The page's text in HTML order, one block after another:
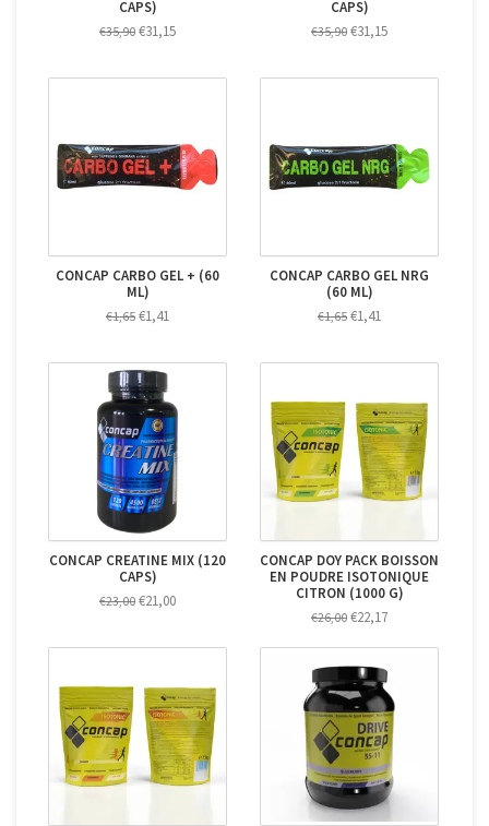
CAPS)
€35,90 €31,15
CAPS)
€35,90 €31,15
CONCAP CARBO GEL + (60
ML)
€1,65 €1,41
CONCAP CARBO GEL NRG
(60 ML)
€1,65 €1,41
CONCAP CREATINE MIX (120
CAPS)
€23,00 €21,00
CONCAP DOY PACK BOISSON
EN POUDRE ISOTONIQUE
CITRON (1000 G)
€26,00 €22,17